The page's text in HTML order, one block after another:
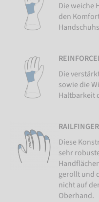
Die weiche
den
Die
sowie die
Haltbarkeit
Diese
sehr
gerollt und
nicht auf
Oberhand.